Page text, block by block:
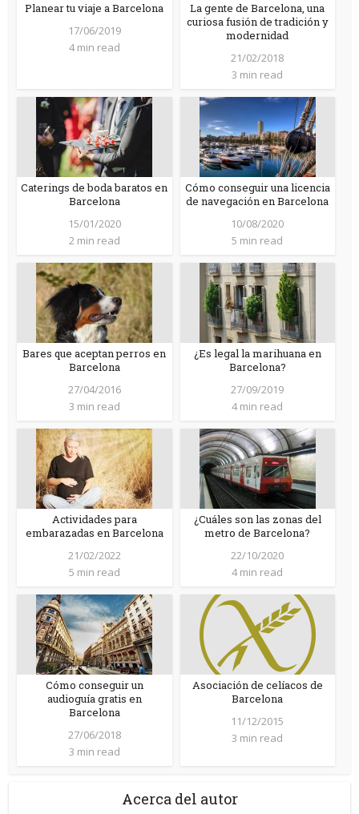
Planear tu viaje a Barcelona
17/06/2019
4 min read
La gente de Barcelona, una
curiosa fusión de tradición y
modernidad
21/02/2018
3 min read
Caterings de boda baratos en
Barcelona
15/01/2020
2 min read
Cómo conseguir una licencia
de navegación en Barcelona
10/08/2020
5 min read
Bares que aceptan perros en
Barcelona
27/04/2016
3 min read
¿Es legal la marihuana en
Barcelona?
27/09/2019
4 min read
Actividades para
embarazadas en Barcelona
21/02/2022
5 min read
¿Cuáles son las zonas del
metro de Barcelona?
22/10/2020
4 min read
Cómo conseguir un
audioguía gratis en
Barcelona
27/06/2018
3 min read
Asociación de celíacos de
Barcelona
11/12/2015
3 min read
Acerca del autor